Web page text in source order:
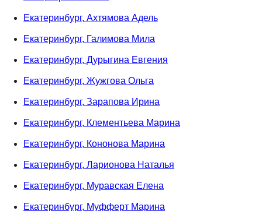
Екатеринбург, Ахтямова Адель
Екатеринбург, Галимова Мила
Екатеринбург, Дурыгина Евгения
Екатеринбург, Жужгова Ольга
Екатеринбург, Зарапова Ирина
Екатеринбург, Клементьева Марина
Екатеринбург, Кононова Марина
Екатеринбург, Ларионова Наталья
Екатеринбург, Муравская Елена
Екатеринбург, Муфферт Марина